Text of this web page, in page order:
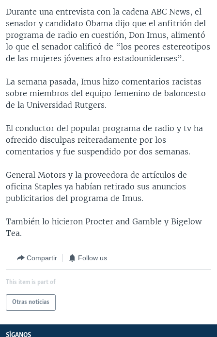
PANORAMA
ESTADOS UNIDOS AL DÍA
EL MUNDO AL DÍA [RADIO]
FORO [RADIO]
NOTA ECONÓMICA
ENTRETENIMIENTO
SÍGANOS
Idiomas
Durante una entrevista con la cadena ABC News, el
senador y candidato Obama dijo que el anfitrión del
programa de radio en cuestión, Don Imus, alimentó
lo que el senador calificó de “los peores estereotipos
de las mujeres jóvenes afro estadounidenses”.
La semana pasada, Imus hizo comentarios racistas
sobre miembros del equipo femenino de baloncesto
de la Universidad Rutgers.
El conductor del popular programa de radio y tv ha
ofrecido disculpas reiteradamente por los
comentarios y fue suspendido por dos semanas.
General Motors y la proveedora de artículos de
oficina Staples ya habían retirado sus anuncios
publicitarios del programa de Imus.
También lo hicieron Procter and Gamble y Bigelow
Tea.
Compartir Follow us
This item is part of
Otras noticias
SÍGANOS